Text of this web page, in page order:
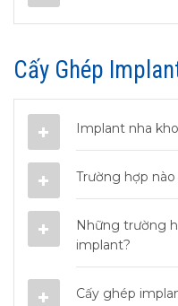
Cấy Ghép
Implant nha
Trường hợp
Những trường
implant?
Cấy ghép